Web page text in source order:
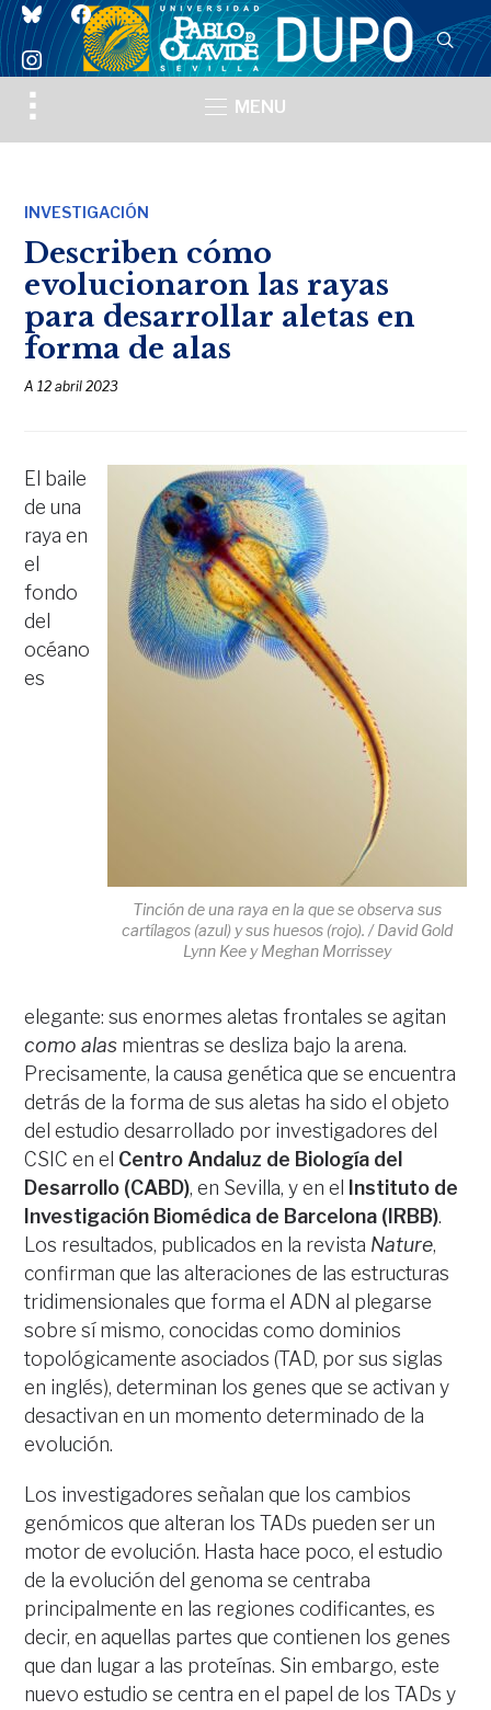
blueskyfacebook
instagram
Toggle
sidebar
MENU
INVESTIGACIÓN
Describen cómo
evolucionaron las rayas
para desarrollar aletas en
forma de alas
A12 abril 2023
Tinción de una raya en la que se observa sus
cartílagos (azul) y sus huesos (rojo). / David Gold
Lynn Kee y Meghan Morrissey
El baile
de una
raya en
el
fondo
del
océano
es
elegante: sus enormes aletas frontales se agitan
como alas mientras se desliza bajo la arena.
Precisamente, la causa genética que se encuentra
detrás de la forma de sus aletas ha sido el objeto
del estudio desarrollado por investigadores del
CSIC en el Centro Andaluz de Biología del
Desarrollo (CABD), en Sevilla, y en el
Instituto de
Investigación Biomédica de Barcelona (IRBB).
Los resultados, publicados en la revista Nature,
confirman que las alteraciones de las estructuras
tridimensionales que forma el ADN al plegarse
sobre sí mismo, conocidas como dominios
topológicamente asociados (TAD, por sus siglas
en inglés), determinan los genes que se activan y
desactivan en un momento determinado de la
evolución.
Los investigadores señalan que los cambios
genómicos que alteran los TADs pueden ser un
motor de evolución. Hasta hace poco, el estudio
de la evolución del genoma se centraba
principalmente en las regiones codificantes, es
decir, en aquellas partes que contienen los genes
que dan lugar a las proteínas. Sin embargo, este
nuevo estudio se centra en el papel de los TADs y